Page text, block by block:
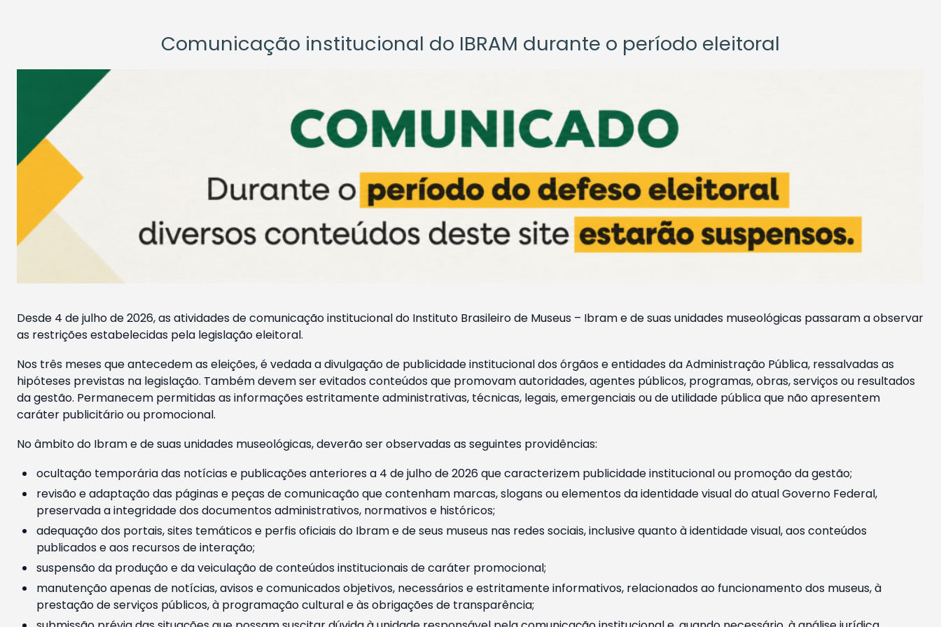
Comunicação institucional do IBRAM durante o período eleitoral
Desde 4 de julho de 2026, as atividades de comunicação institucional do Instituto Brasileiro de Museus – Ibram e de suas unidades museológicas passaram a observar
as restrições estabelecidas pela legislação eleitoral.
Nos três meses que antecedem as eleições, é vedada a divulgação de publicidade institucional dos órgãos e entidades da Administração Pública, ressalvadas as
hipóteses previstas na legislação. Também devem ser evitados conteúdos que promovam autoridades, agentes públicos, programas, obras, serviços ou resultados
da gestão. Permanecem permitidas as informações estritamente administrativas, técnicas, legais, emergenciais ou de utilidade pública que não apresentem
caráter publicitário ou promocional.
No âmbito do Ibram e de suas unidades museológicas, deverão ser observadas as seguintes providências:
ocultação temporária das notícias e publicações anteriores a 4 de julho de 2026 que caracterizem publicidade institucional ou promoção da gestão;
revisão e adaptação das páginas e peças de comunicação que contenham marcas, slogans ou elementos da identidade visual do atual Governo Federal,
preservada a integridade dos documentos administrativos, normativos e históricos;
adequação dos portais, sites temáticos e perfis oficiais do Ibram e de seus museus nas redes sociais, inclusive quanto à identidade visual, aos conteúdos
publicados e aos recursos de interação;
suspensão da produção e da veiculação de conteúdos institucionais de caráter promocional;
manutenção apenas de notícias, avisos e comunicados objetivos, necessários e estritamente informativos, relacionados ao funcionamento dos museus, à
prestação de serviços públicos, à programação cultural e às obrigações de transparência;